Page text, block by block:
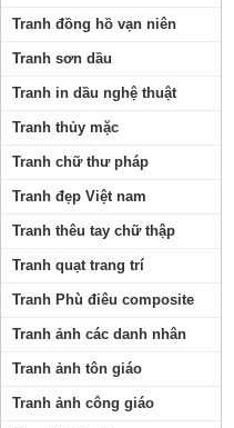
Tranh đồng hồ vạn niên
Tranh sơn dầu
Tranh in dầu nghệ thuật
Tranh thủy mặc
Tranh chữ thư pháp
Tranh đẹp Việt nam
Tranh thêu tay chữ thập
Tranh quạt trang trí
Tranh Phù điêu composite
Tranh ảnh các danh nhân
Tranh ảnh tôn giáo
Tranh ảnh công giáo